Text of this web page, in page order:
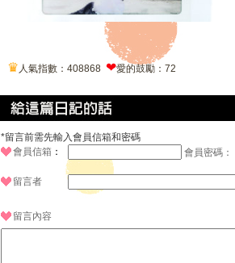
♛ 人氣指數：408868 ❤愛的鼓勵：72
*留言前需先輸入會員信箱和密碼
會員信箱 ： 會員密碼：
留言者
留言內容